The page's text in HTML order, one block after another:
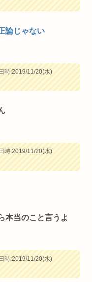
論じゃない
時:2019/11/20(水)
時:2019/11/20(水)
本当のこと言うよ
時:2019/11/20(水)